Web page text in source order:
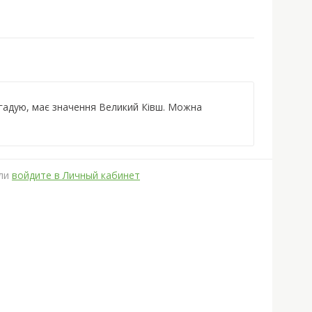
має значення Великий Ківш. Можна
войдите в Личный кабинет